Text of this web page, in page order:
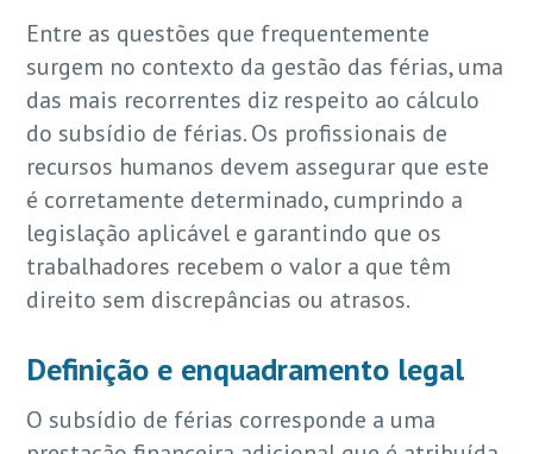
Entre as questões que frequentemente
surgem no contexto da gestão das férias, uma
das mais recorrentes diz respeito ao cálculo
do subsídio de férias. Os profissionais de
recursos humanos devem assegurar que este
é corretamente determinado, cumprindo a
legislação aplicável e garantindo que os
trabalhadores recebem o valor a que têm
direito sem discrepâncias ou atrasos.
Definição e enquadramento legal
O subsídio de férias corresponde a uma